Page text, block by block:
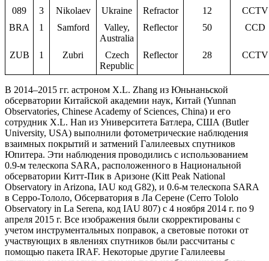
089
3 Nikolaev Ukraine Refractor 12
CCTV
BRA
1 Samford
Valley,
Australia
Reflector 50 CCD
ZUB 1 Zubri
Czech
Republic
Reflector 28 CCTV
В 2014–2015 гг. астроном X.L. Zhang из Юньнаньской
обсерватории Китайской академии наук, Китай (Yunnan
Observatories, Chinese Academy of Sciences, China) и его
сотрудник X.L. Han из Университета Батлера, США (Butler
University, USA) выполнили фотометрические наблюдения
взаимных покрытий и затмений Галилеевых спутников
Юпитера. Эти наблюдения проводились с использованием
0.9-м телескопа SARA, расположенного в Национальной
обсерватории Китт-Пик в Аризоне (Kitt Peak National
Observatory in Arizona, IAU код G82), и 0.6-м телескопа SARA
в Серро-Тололо, Обсерватория в Ла Серене (Cerro Tololo
Observatory in La Serena, код IAU 807) с 4 ноября 2014 г. по 9
апреля 2015 г. Все изображения были скорректированы с
учетом инструментальных поправок, а световые потоки от
участвующих в явлениях спутников были рассчитаны с
помощью пакета IRAF. Некоторые другие Галилеевы